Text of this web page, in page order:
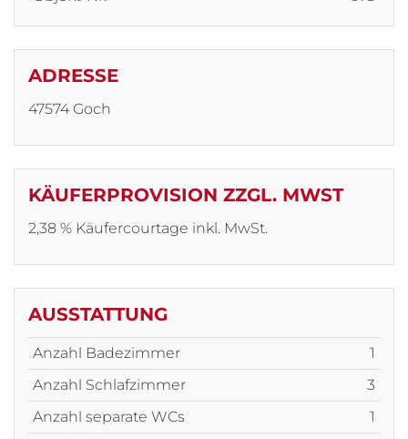
ADRESSE
47574 Goch
KÄUFERPROVISION ZZGL. MWST
2,38 % Käufercourtage inkl. MwSt.
AUSSTATTUNG
Anzahl Badezimmer
1
Anzahl Schlafzimmer
3
Anzahl separate WCs
1